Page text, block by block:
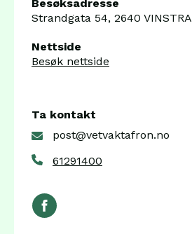
Besøksadresse
Strandgata 54, 2640 VINSTRA
Nettside
Besøk nettside
Ta kontakt
post@vetvaktafron.no
61291400